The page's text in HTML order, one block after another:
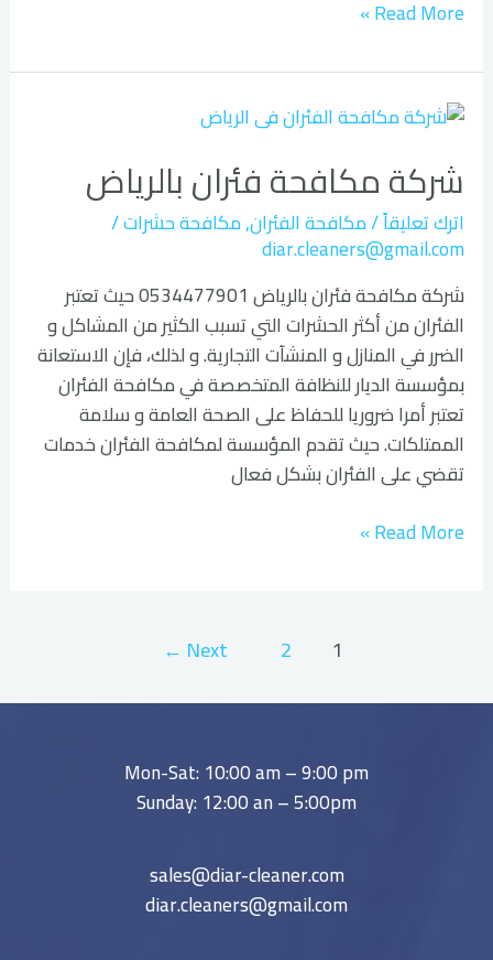
Read More »
شركة مكافحة فئران بالرياض
اترك تعليقاً/مكافحة الفئران,مكافحة حشرات/
diar.cleaners@gmail.com
شركة مكافحة فئران بالرياض 0534477901 حيث تعتبر
الفئران من أكثر الحشرات التي تسبب الكثير من المشاكل و
الضرر في المنازل و المنشآت التجارية. و لذلك، فإن الاستعانة
بمؤسسة الديار للنظافة المتخصصة في مكافحة الفئران
تعتبر أمرا ضروريا للحفاظ على الصحة العامة و سلامة
الممتلكات. حيث تقدم المؤسسة لمكافحة الفئران خدمات
تقضي على الفئران بشكل فعال
شركة
فئران
بالرياض
Read More »
1
2
Next
←
Mon-Sat: 10:00 am – 9:00 pm
Sunday: 12:00 an – 5:00pm
sales@diar-cleaner.com
diar.cleaners@gmail.com